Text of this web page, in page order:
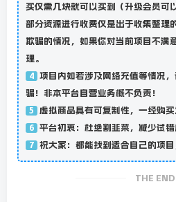
买仅需几块就可以买到（升级会员可
部分资源进行收费仅是出于收集整理
欺骗的情况，如果你对当前项目不满
理。
4
项目内如若涉及网络充值等情况
骗！非本平台自营业务概不负责！
5 虚拟商品具有可复制性，一经购
6 平台初衷：杜绝割韭菜，减少试错
7 祝大家：都能找到适合自己的项目
THE END